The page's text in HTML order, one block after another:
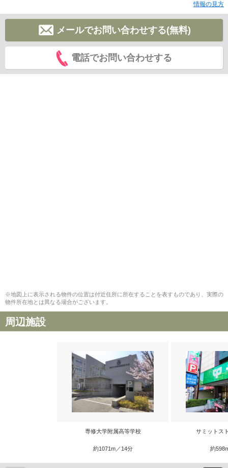
情報の見方
メールでお問い合わせする(無料)
電話でお問い合わせする
※地図上に表示される物件の位置は付近住所に所在することを表すものであり、実際の
物件所在地とは異なる場合がございます。
周辺施設
専修大学附属高等学校
約1071m／14分
サミットス
約